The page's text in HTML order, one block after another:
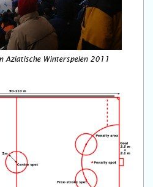
Aziatische Winterspelen 2011